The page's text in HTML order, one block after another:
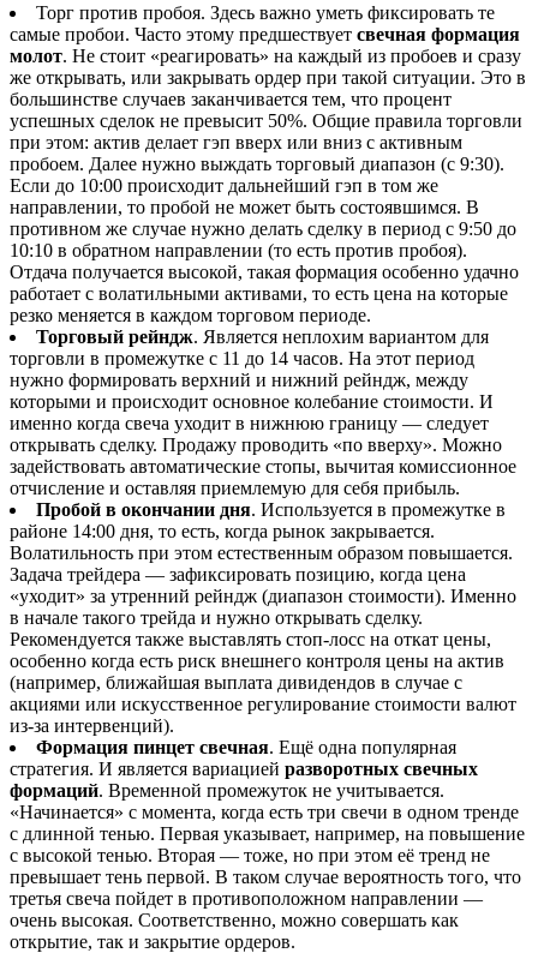
Торг против пробоя. Здесь важно уметь фиксировать те
самые пробои. Часто этому предшествует свечная формация
молот. Не стоит «реагировать» на каждый из пробоев и сразу
же открывать, или закрывать ордер при такой ситуации. Это в
большинстве случаев заканчивается тем, что процент
успешных сделок не превысит 50%. Общие правила торговли
при этом: актив делает гэп вверх или вниз с активным
пробоем. Далее нужно выждать торговый диапазон (с 9:30).
Если до 10:00 происходит дальнейший гэп в том же
направлении, то пробой не может быть состоявшимся. В
противном же случае нужно делать сделку в период с 9:50 до
10:10 в обратном направлении (то есть против пробоя).
Отдача получается высокой, такая формация особенно удачно
работает с волатильными активами, то есть цена на которые
резко меняется в каждом торговом периоде.
Торговый рейндж. Является неплохим вариантом для
торговли в промежутке с 11 до 14 часов. На этот период
нужно формировать верхний и нижний рейндж, между
которыми и происходит основное колебание стоимости. И
именно когда свеча уходит в нижнюю границу — следует
открывать сделку. Продажу проводить «по вверху». Можно
задействовать автоматические стопы, вычитая комиссионное
отчисление и оставляя приемлемую для себя прибыль.
Пробой в окончании дня. Используется в промежутке в
районе 14:00 дня, то есть, когда рынок закрывается.
Волатильность при этом естественным образом повышается.
Задача трейдера — зафиксировать позицию, когда цена
«уходит» за утренний рейндж (диапазон стоимости). Именно
в начале такого трейда и нужно открывать сделку.
Рекомендуется также выставлять стоп-лосс на откат цены,
особенно когда есть риск внешнего контроля цены на актив
(например, ближайшая выплата дивидендов в случае с
акциями или искусственное регулирование стоимости валют
из-за интервенций).
Формация пинцет свечная. Ещё одна популярная
стратегия. И является вариацией разворотных свечных
формаций. Временной промежуток не учитывается.
«Начинается» с момента, когда есть три свечи в одном тренде
с длинной тенью. Первая указывает, например, на повышение
с высокой тенью. Вторая — тоже, но при этом её тренд не
превышает тень первой. В таком случае вероятность того, что
третья свеча пойдет в противоположном направлении —
очень высокая. Соответственно, можно совершать как
открытие, так и закрытие ордеров.